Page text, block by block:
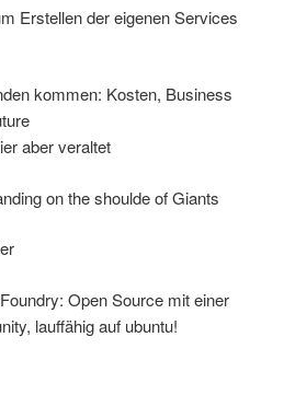
Erstellen der eigenen Services
kommen: Kosten, Business
aber veraltet
on the shoulde of Giants
Open Source mit einer
lauffähig auf ubuntu!